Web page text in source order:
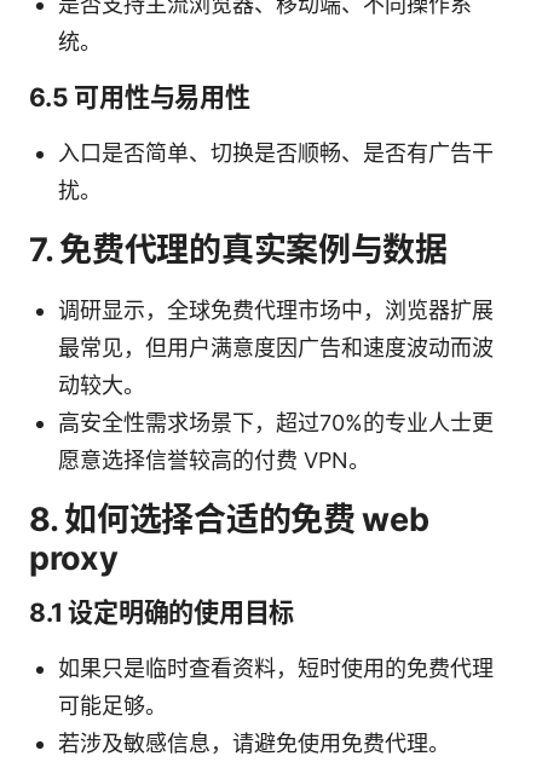
统。
6.5 可用性与易用性
入口是否简单、切换是否顺畅、是否有广告干
扰。
7. 免费代理的真实案例与数据
调研显示，全球免费代理市场中，浏览器扩展
最常见，但用户满意度因广告和速度波动而波
动较大。
高安全性需求场景下，超过70%的专业人士更
愿意选择信誉较高的付费 VPN。
8. 如何选择合适的免费 web
proxy
8.1 设定明确的使用目标
如果只是临时查看资料，短时使用的免费代理
可能足够。
若涉及敏感信息，请避免使用免费代理。